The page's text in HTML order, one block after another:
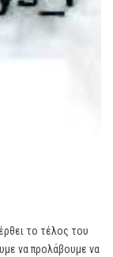
το τέλος του
να προλάβουμε να